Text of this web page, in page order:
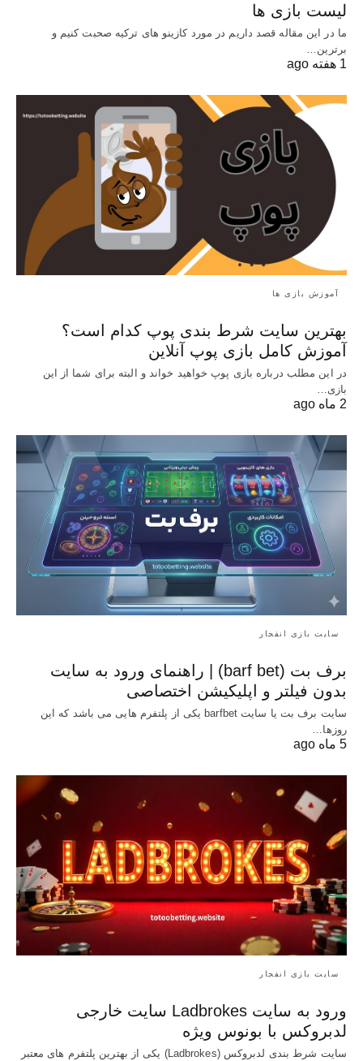
لیست بازی ها
ما در این مقاله قصد داریم در مورد کازینو های ترکیه صحبت کنیم و
برترین…
1 هفته ago
آموزش بازی ها
بهترین سایت شرط بندی پوپ کدام است؟
آموزش کامل بازی پوپ آنلاین
در این مطلب درباره بازی پوپ خواهید خواند و البته برای شما از این
بازی…
2 ماه ago
سایت بازی انفجار
برف بت (barf bet) | راهنمای ورود به سایت
بدون فیلتر و اپلیکیشن اختصاصی
سایت برف بت یا سایت barfbet یکی از پلتفرم‌ هایی می باشد که این
روزها…
5 ماه ago
سایت بازی انفجار
ورود به سایت Ladbrokes سایت خارجی
لدبروکس با بونوس ویژه
سایت شرط بندی لدبروکس (Ladbrokes) یکی از بهترین پلتفرم های معتبر